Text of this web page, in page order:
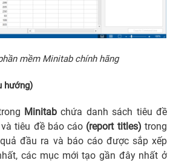
mềm Minitab chính hãng
hướng)
Minitabchứa danh sách tiêu đề
tiêu đề báo cáo (report titles) trong
đầu ra và báo cáo được sắp xếp
các mục mới tạo gần đây nhất ở